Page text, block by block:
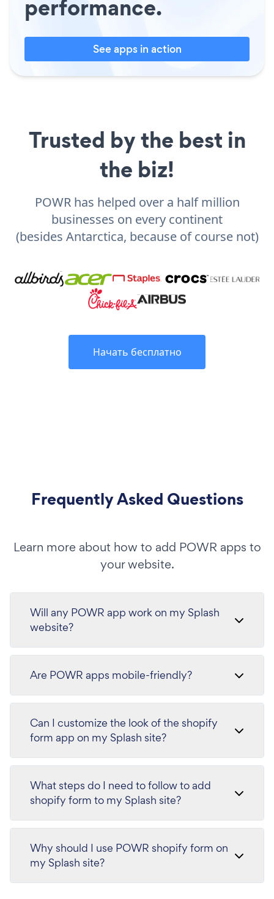
performance.
See apps in action
Trusted by the best in
the biz!
POWR has helped over a half million
businesses on every continent
(besides Antarctica, because of course not)
Начать бесплатно
Frequently Asked Questions
Learn more about how to add POWR apps to
your website.
Will any POWR app work on my Splash
website?
Are POWR apps mobile-friendly?
Can I customize the look of the shopify
form app on my Splash site?
What steps do I need to follow to add
shopify form to my Splash site?
Why should I use POWR shopify form on
my Splash site?